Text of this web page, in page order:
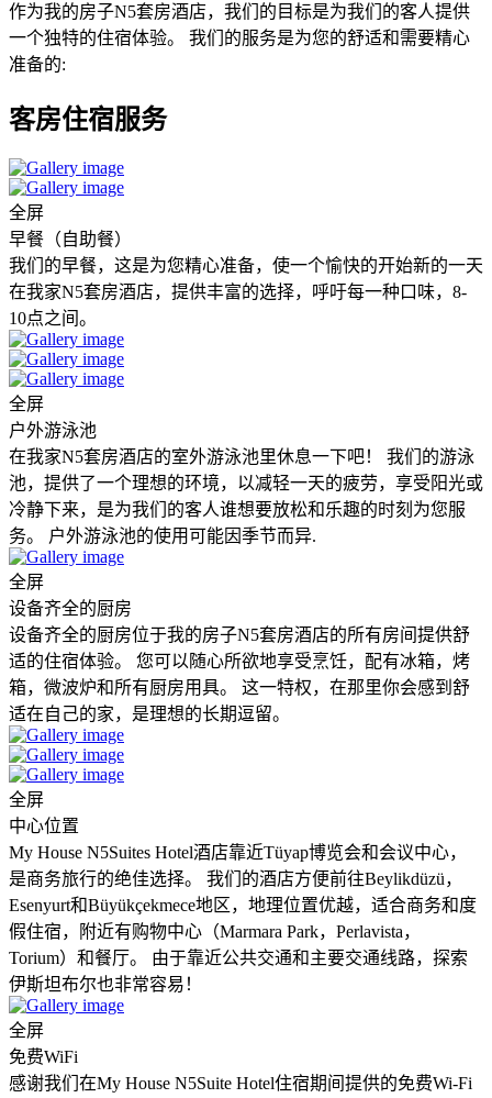
作为我的房子N5套房酒店，我们的目标是为我们的客人提供
一个独特的住宿体验。 我们的服务是为您的舒适和需要精心
准备的:
客房住宿服务
全屏
早餐（自助餐）
我们的早餐，这是为您精心准备，使一个愉快的开始新的一天
在我家N5套房酒店，提供丰富的选择，呼吁每一种口味，8-
10点之间。
全屏
户外游泳池
在我家N5套房酒店的室外游泳池里休息一下吧！ 我们的游泳
池，提供了一个理想的环境，以减轻一天的疲劳，享受阳光或
冷静下来，是为我们的客人谁想要放松和乐趣的时刻为您服
务。 户外游泳池的使用可能因季节而异.
全屏
设备齐全的厨房
设备齐全的厨房位于我的房子N5套房酒店的所有房间提供舒
适的住宿体验。 您可以随心所欲地享受烹饪，配有冰箱，烤
箱，微波炉和所有厨房用具。 这一特权，在那里你会感到舒
适在自己的家，是理想的长期逗留。
全屏
中心位置
My House N5Suites Hotel酒店靠近Tüyap博览会和会议中心，
是商务旅行的绝佳选择。 我们的酒店方便前往Beylikdüzü，
Esenyurt和Büyükçekmece地区，地理位置优越，适合商务和度
假住宿，附近有购物中心（Marmara Park，Perlavista，
Torium）和餐厅。 由于靠近公共交通和主要交通线路，探索
伊斯坦布尔也非常容易！
全屏
免费WiFi
感谢我们在My House N5Suite Hotel住宿期间提供的免费Wi-Fi